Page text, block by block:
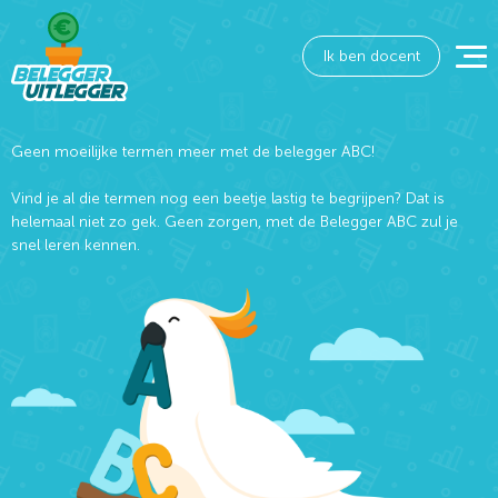
Ik ben docent
Geen moeilijke termen meer met de belegger ABC!
Vind je al die termen nog een beetje lastig te begrijpen? Dat is
helemaal niet zo gek. Geen zorgen, met de Belegger ABC zul je
snel leren kennen.